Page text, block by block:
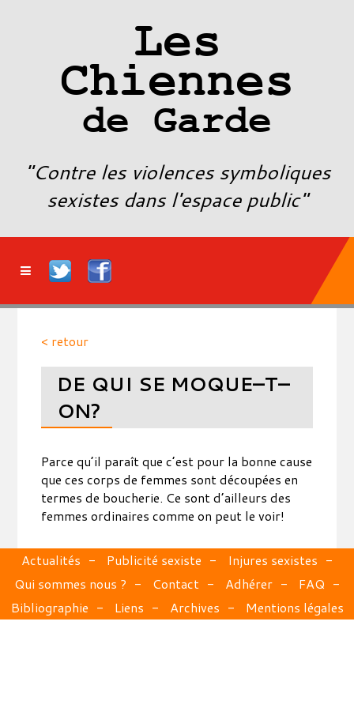
Les
Chiennes
de Garde
"Contre les violences symboliques
sexistes dans l'espace public"
< retour
DE QUI SE MOQUE–T–
ON?
Parce qu’il paraît que c’est pour la bonne cause
que ces corps de femmes sont découpées en
termes de boucherie. Ce sont d’ailleurs des
femmes ordinaires comme on peut le voir!
Actualités Publicité sexiste
Injures sexistes
Qui sommes nous ?
Contact Adhérer
FAQ
Bibliographie
Liens Archives Mentions légales